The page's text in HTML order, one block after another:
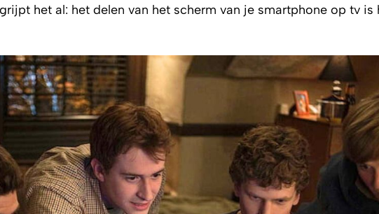
het al: het delen van het scherm van je smartphone op tv is